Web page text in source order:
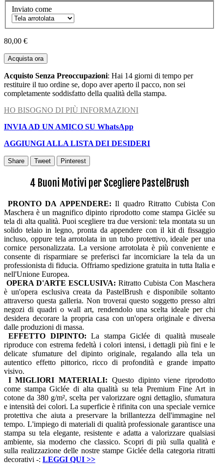
Inviato come
80,00 €
Acquista ora
Acquisto Senza Preoccupazioni: Hai 14 giorni di tempo per
restituire il tuo ordine se, dopo aver aperto il pacco, non sei
completamente soddisfatto della qualità della stampa.
HO BISOGNO DI PIÙ INFORMAZIONI
INVIA AD UN AMICO SU WhatsApp
AGGIUNGI ALLA LISTA DEI DESIDERI
Share Tweet Pinterest
4 Buoni Motivi per Scegliere PastelBrush
PRONTO DA APPENDERE: Il quadro Ritratto Cubista Con
Maschera è un magnifico dipinto riprodotto come stampa Giclée su
tela di alta qualità. Puoi scegliere tra due versioni: tela montata su un
solido telaio in legno, pronta da appendere con il kit di fissaggio
incluso, oppure tela arrotolata in un tubo protettivo, ideale per una
cornice personalizzata. La versione arrotolata è più conveniente e
consente di risparmiare se preferisci far incorniciare la tela da un
professionista di fiducia. Offriamo spedizione gratuita in tutta Italia e
nell'Unione Europea.
OPERA D'ARTE ESCLUSIVA: Ritratto Cubista Con Maschera
è un'opera esclusiva creata da PastelBrush e disponibile soltanto
attraverso questa galleria. Non troverai questo soggetto presso altri
negozi di quadri o wall art, rendendolo una scelta ideale per chi
desidera decorare la propria casa con un'opera originale e diversa
dalle produzioni di massa.
EFFETTO DIPINTO: La stampa Giclée di qualità museale
riproduce con estrema fedeltà i colori intensi, i dettagli più fini e le
delicate sfumature del dipinto originale, regalando alla tela un
autentico effetto pittorico, ricco di profondità e grande impatto
visivo.
I MIGLIORI MATERIALI: Questo dipinto viene riprodotto
come stampa Giclée di alta qualità su tela Premium Fine Art in
cotone da 380 g/m², scelta per valorizzare ogni dettaglio, sfumatura
e intensità dei colori. La superficie è rifinita con una speciale vernice
protettiva che aiuta a preservare la brillantezza dell'immagine nel
tempo. L'impiego di materiali di qualità professionale garantisce una
stampa su tela elegante, resistente e adatta a valorizzare qualsiasi
ambiente, sia moderno che classico. Scopri di più sulla qualità e
sulla realizzazione delle nostre stampe Giclée della categoria ritratti
decorativi -: LEGGI QUI >>